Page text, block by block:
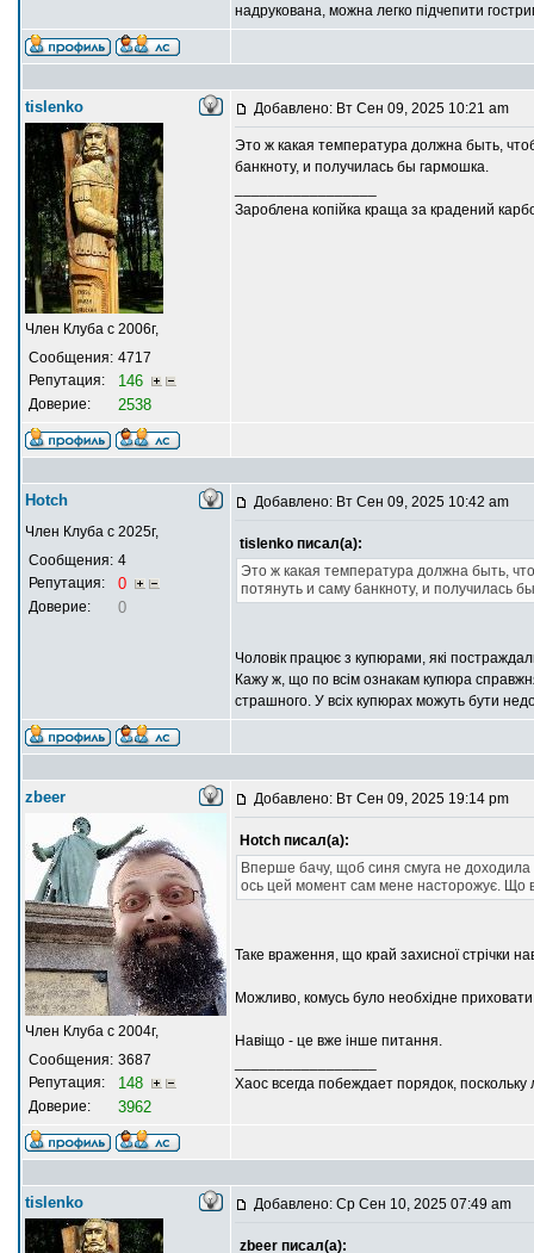
надрукована, можна легко підчепити
tislenko
Член Клуба с 2006г,
Сообщения: 4717
Репутация:
146
Доверие: 2538
Добавлено: Вт Сен 09, 2025 10:21 am
Это ж какая температура должна быть,
банкноту, и получилась бы гармошка.
Зароблена копійка краща за крадений
Hotch
Член Клуба с 2025г,
Сообщения: 4
Репутация:
0
Доверие: 0
Добавлено: Вт Сен 09, 2025 10:42 am
tislenko писал(а):
Это ж какая температура должна быть,
потянуть и саму банкноту, и получилась
Чоловік працює з купюрами, які
Кажу ж, що по всім ознакам купюра
страшного. У всіх купюрах можуть бути
zbeer
Член Клуба с 2004г,
Сообщения: 3687
Репутация:
148
Доверие: 3962
Добавлено: Вт Сен 09, 2025 19:14 pm
Hotch писал(а):
Вперше бачу, щоб синя смуга не доходила
ось цей момент сам мене насторожує. Що
Таке враження, що край захисної стрічки
Можливо, комусь було необхідне
Навіщо - це вже інше питання.
Хаос всегда побеждает порядок,
tislenko Добавлено: Ср Сен 10, 2025 07:49 am
zbeer писал(а):